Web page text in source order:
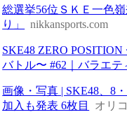
総選挙56位ＳＫＥ一色
り」
nikkansports.com
SKE48 ZERO
バトル〜 #62｜バラエ
画像・写真 | SKE48、8
加入も発表 6枚目
オリ